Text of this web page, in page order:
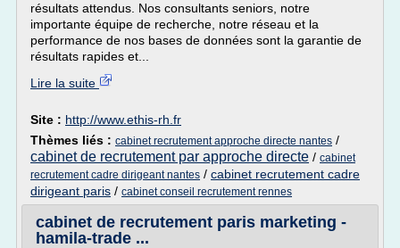
résultats attendus. Nos consultants seniors, notre
importante équipe de recherche, notre réseau et la
performance de nos bases de données sont la garantie de
résultats rapides et...
Lire la suite
Site : http://www.ethis-rh.fr
Thèmes liés : cabinet recrutement approche directe nantes /
cabinet de recrutement par approche directe / cabinet
recrutement cadre dirigeant nantes / cabinet recrutement cadre
dirigeant paris / cabinet conseil recrutement rennes
cabinet de recrutement paris marketing -
hamila-trade ...